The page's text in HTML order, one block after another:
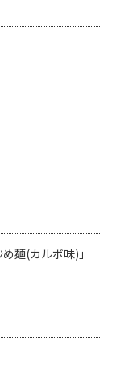
麺(カルボ味)」